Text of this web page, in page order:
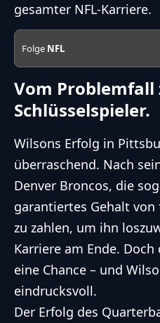
gesamter NFL-Karriere.
Folge NFL
Vom Problemfall
Schlüsselspieler.
Wilsons Erfolg in
überraschend. Nach
Denver Broncos, die
garantiertes Gehalt
zu zahlen, um ihn
Karriere am Ende.
eine Chance – und
eindrucksvoll.
Der Erfolg des